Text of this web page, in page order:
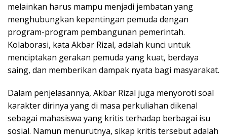
melainkan harus mampu menjadi jembatan yang
menghubungkan kepentingan pemuda dengan
program-program pembangunan pemerintah.
Kolaborasi, kata Akbar Rizal, adalah kunci untuk
menciptakan gerakan pemuda yang kuat, berdaya
saing, dan memberikan dampak nyata bagi masyarakat.
Dalam penjelasannya, Akbar Rizal juga menyoroti soal
karakter dirinya yang di masa perkuliahan dikenal
sebagai mahasiswa yang kritis terhadap berbagai isu
sosial. Namun menurutnya, sikap kritis tersebut adalah